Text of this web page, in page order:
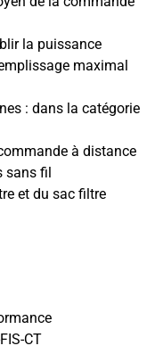
la puissance
maximal
: dans la catégorie
à distance
sans fil
et du sac filtre
CT